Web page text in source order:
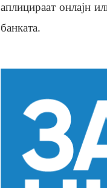
аплицираат онлајн
банката.